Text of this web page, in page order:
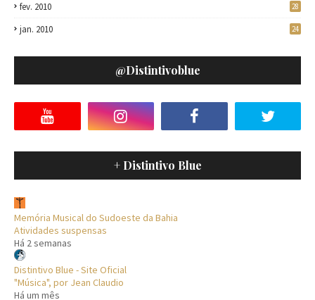
fev. 2010 28
jan. 2010 24
@distintivoblue
+ Distintivo Blue
Memória Musical do Sudoeste da Bahia
Atividades suspensas
Há 2 semanas
Distintivo Blue - Site Oficial
"Música", por Jean Claudio
Há um mês